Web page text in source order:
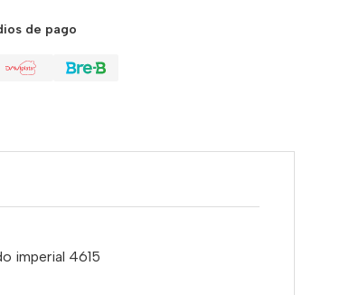
de pago
imperial 4615